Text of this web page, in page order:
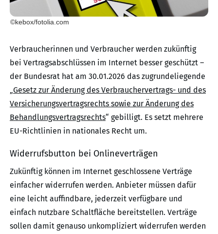
©kebox/fotolia.com
Verbraucherinnen und Verbraucher werden zukünftig
bei Vertragsabschlüssen im Internet besser geschützt –
der Bundesrat hat am 30.01.2026 das zugrundeliegende
Gesetz zur Änderung des Verbrauchervertrags- und des
Versicherungsvertragsrechts sowie zur Änderung des
Behandlungsvertragsrechts“ gebilligt. Es setzt mehrere
EU-Richtlinien in nationales Recht um.
Widerrufsbutton bei Onlineverträgen
Zukünftig können im Internet geschlossene Verträge
einfacher widerrufen werden. Anbieter müssen dafür
eine leicht auffindbare, jederzeit verfügbare und
einfach nutzbare Schaltfläche bereitstellen. Verträge
sollen damit genauso unkompliziert widerrufen werden